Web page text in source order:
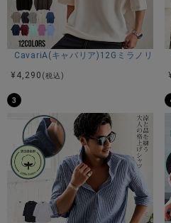
CavariA(キャバリア)12Gミラノリブ
¥ 4,290 (税込)
3